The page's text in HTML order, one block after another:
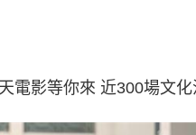
影等你來 近300場文化